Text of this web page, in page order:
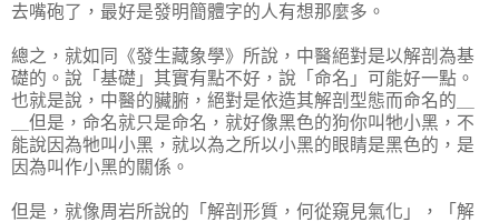
去嘴砲了，最好是發明簡體字的人有想那麼多。
總之，就如同《發生藏象學》所說，中醫絕對是以解剖為基
礎的。說「基礎」其實有點不好，說「命名」可能好一點。
也就是說，中醫的臟腑，絕對是依造其解剖型態而命名的＿
＿但是，命名就只是命名，就好像黑色的狗你叫牠小黑，不
能說因為牠叫小黑，就以為之所以小黑的眼睛是黑色的，是
因為叫作小黑的關係。
但是，就像周岩所說的「解剖形質，何從窺見氣化」，「解